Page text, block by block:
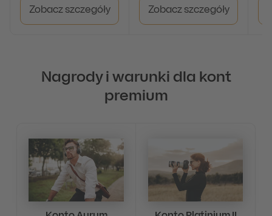
Zobacz szczegóły Zobacz szczegóły
Nagrody i warunki dla kont
premium